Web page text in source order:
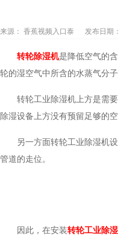
来源： 香蕉视频入口泰 发布日期
转轮除湿机是降低空气的含
轮的湿空气中所含的水蒸气分子
转轮工业除湿机上方是需要
除湿设备上方没有预留足够的空间
另一方面转轮工业除湿机
管道的走位。
因此，在安装转轮工业除